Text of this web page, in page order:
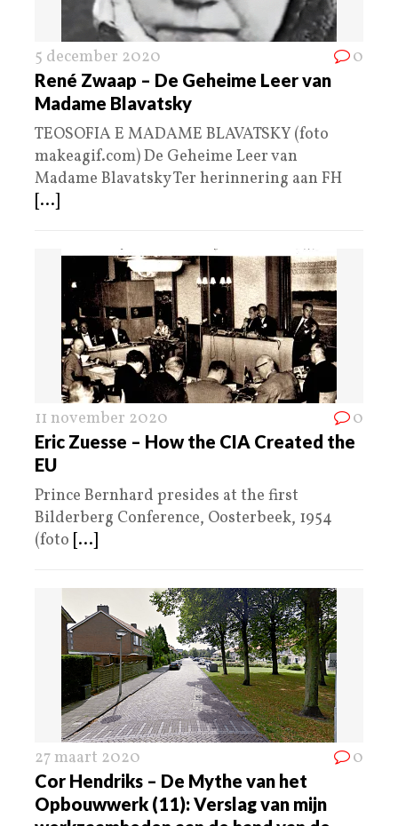
5 december 2020 0
René Zwaap – De Geheime Leer van
Madame Blavatsky
TEOSOFIA E MADAME BLAVATSKY (foto
makeagif.com) De Geheime Leer van
Madame Blavatsky Ter herinnering aan FH
[...]
11 november 2020 0
Eric Zuesse – How the CIA Created the
EU
Prince Bernhard presides at the first
Bilderberg Conference, Oosterbeek, 1954
(foto [...]
27 maart 2020 0
Cor Hendriks – De Mythe van het
Opbouwwerk (11): Verslag van mijn